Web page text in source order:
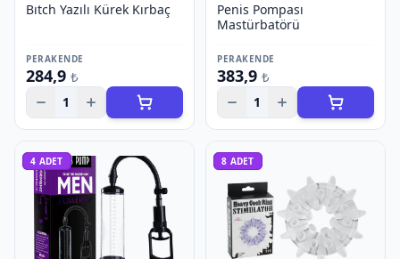
Bıtch Yazılı Kürek Kırbaç
PERAKENDE
284,9 ₺
1
Penis Pompası
Mastürbatörü
PERAKENDE
383,9 ₺
1
4 ADET 8 ADET